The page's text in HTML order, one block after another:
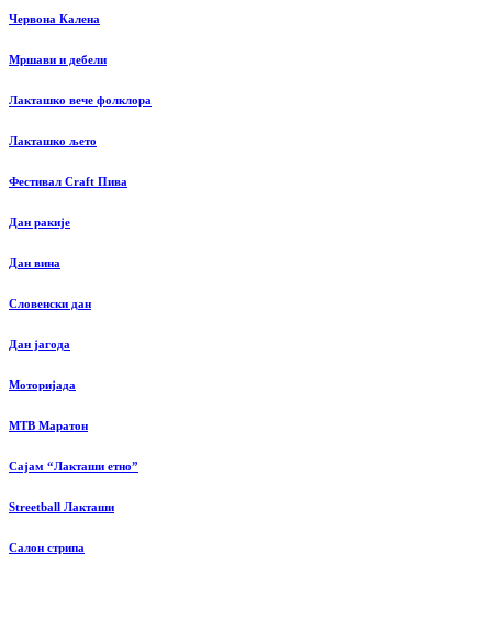
Червона Калена
Мршави и дебели
Лакташко вече фолклора
Лакташко љето
Фестивал Craft Пива
Дан ракије
Дан вина
Словенски дан
Дан јагода
Моторијада
MTB Маратон
Сајам “Лакташи етно”
Streetball Лакташи
Салон стрипа